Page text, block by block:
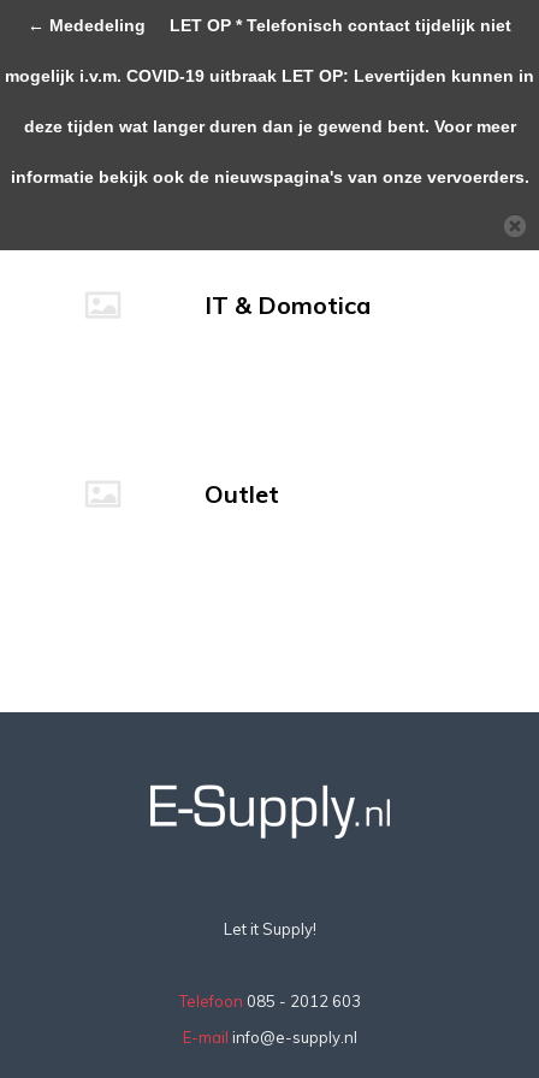
0
Catalogus
IT & Domotica
Outlet
Let it Supply!
Telefoon 085 - 2012 603
E-mail info@e-supply.nl
← Mededeling LET OP * Telefonisch contact tijdelijk niet
mogelijk i.v.m. COVID-19 uitbraak LET OP: Levertijden kunnen in
deze tijden wat langer duren dan je gewend bent. Voor meer
informatie bekijk ook de nieuwspagina's van onze vervoerders.